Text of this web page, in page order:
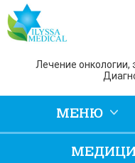
Лечение онкологии,
МЕНЮ